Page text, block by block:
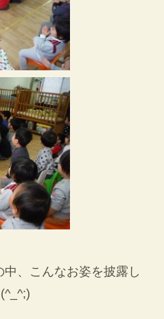
、こんなお姿を披露し